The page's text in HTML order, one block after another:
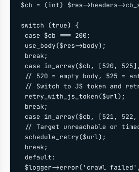
$cb = (int) $res->headers-
switch (true) {
case $cb === 200:
use_body($res->body);
break;
case in_array($cb, [520,
// 520 = empty body, 525 =
// Switch to JS token and
retry_with_js_token($url);
break;
case in_array($cb, [521,
// Target unreachable or
schedule_retry($url);
break;
default:
$logger->error('crawl